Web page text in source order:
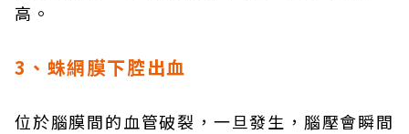
高。
3、蛛網膜下腔出血
位於腦膜間的血管破裂，一旦發生，腦壓會瞬間